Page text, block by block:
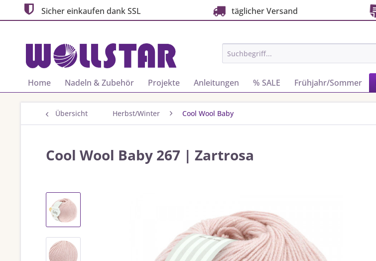
Sicher einkaufen dank SSL täglicher Versand
Home Nadeln & Zubehör Projekte Anleitungen % SALE Frühjahr/Sommer
Übersicht Herbst/Winter Cool Wool Baby
Cool Wool Baby 267 | Zartrosa